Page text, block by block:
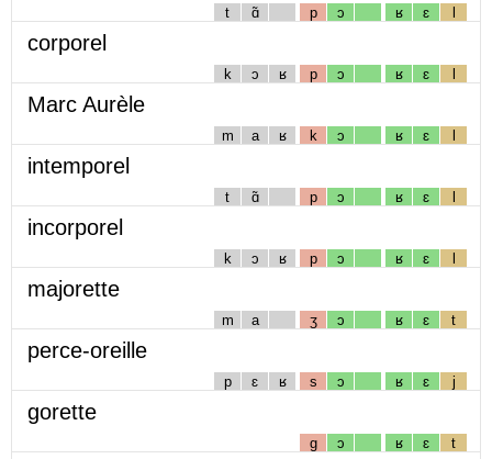
t ɑ̃ p ɔ ʁ ɛ l
corporel
k ɔ ʁ p ɔ ʁ ɛ l
Marc Aurèle
m a ʁ k ɔ ʁ ɛ l
intemporel
t ɑ̃ p ɔ ʁ ɛ l
incorporel
k ɔ ʁ p ɔ ʁ ɛ l
majorette
m a ʒ ɔ ʁ ɛ t
perce-oreille
p ɛ ʁ s ɔ ʁ ɛ j
gorette
g ɔ ʁ ɛ t